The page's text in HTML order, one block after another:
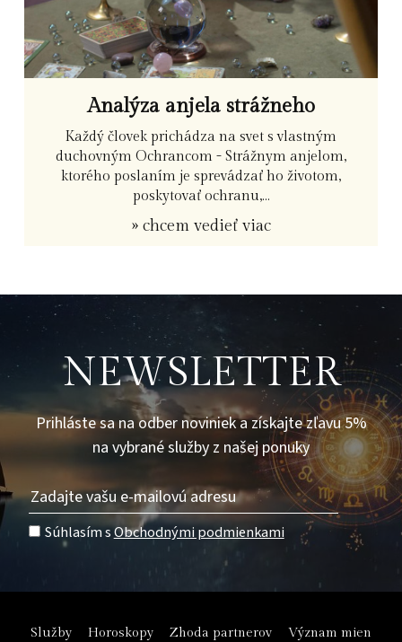
Analýza anjela strážneho
Každý človek prichádza na svet s vlastným
duchovným Ochrancom - Strážnym anjelom,
ktorého poslaním je sprevádzať ho životom,
poskytovať ochranu,...
» chcem vedieť viac
NEWSLETTER
Prihláste sa na odber noviniek a získajte zľavu 5%
na vybrané služby z našej ponuky
Súhlasím sObchodnými podmienkami
Služby Horoskopy Zhoda partnerov Význam mien